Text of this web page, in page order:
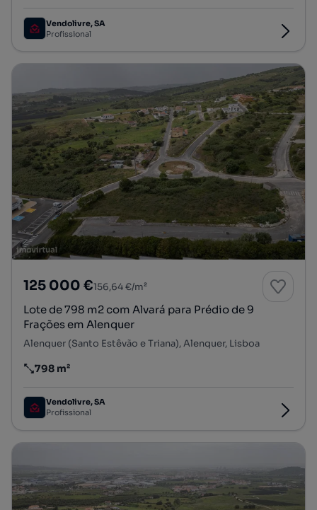
Vendolivre, SA
Profissional
125 000 €156,64 €/m²
Lote de 798 m2 com Alvará para Prédio de 9
Frações em Alenquer
Alenquer (Santo Estêvão e Triana), Alenquer, Lisboa
Preço por metro quadrado
798 m²
Vendolivre, SA
Profissional